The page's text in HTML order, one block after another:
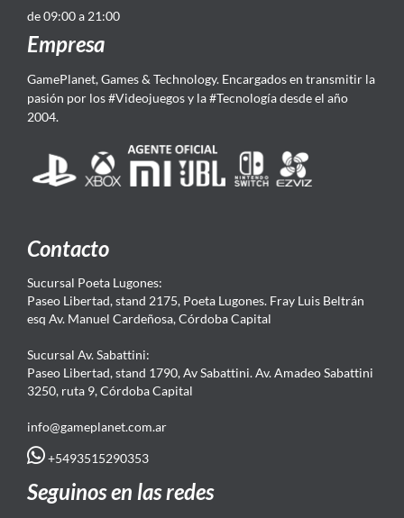
de 09:00 a 21:00
Empresa
GamePlanet, Games & Technology. Encargados en transmitir la
pasión por los #Videojuegos y la #Tecnología desde el año
2004.
Contacto
Sucursal Poeta Lugones:
Paseo Libertad, stand 2175, Poeta Lugones. Fray Luis Beltrán
esq Av. Manuel Cardeñosa, Córdoba Capital
Sucursal Av. Sabattini:
Paseo Libertad, stand 1790, Av Sabattini. Av. Amadeo Sabattini
3250, ruta 9, Córdoba Capital
info@gameplanet.com.ar
+5493515290353
Seguinos en las redes